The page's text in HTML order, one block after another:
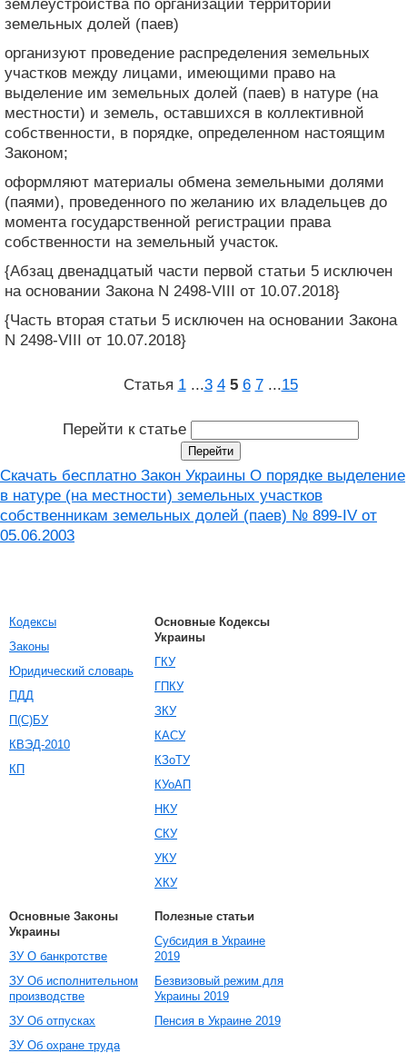
землеустройства по организации территории
земельных долей (паев)
организуют проведение распределения земельных
участков между лицами, имеющими право на
выделение им земельных долей (паев) в натуре (на
местности) и земель, оставшихся в коллективной
собственности, в порядке, определенном настоящим
Законом;
оформляют материалы обмена земельными долями
(паями), проведенного по желанию их владельцев до
момента государственной регистрации права
собственности на земельный участок.
{Абзац двенадцатый части первой статьи 5 исключен
на основании Закона N 2498-VIII от 10.07.2018}
{Часть вторая статьи 5 исключен на основании Закона
N 2498-VIII от 10.07.2018}
Статья 1 ...3 4 5 6 7 ...15
Перейти к статье
Скачать бесплатно Закон Украины О порядке выделение
в натуре (на местности) земельных участков
собственникам земельных долей (паев) № 899-IV от
05.06.2003
Кодексы
Законы
Юридический словарь
ПДД
П(С)БУ
КВЭД-2010
КП
Основные Кодексы
Украины
ГКУ
ГПКУ
ЗКУ
КАСУ
КЗоТУ
КУоАП
НКУ
СКУ
УКУ
ХКУ
Основные Законы
Украины
ЗУ О банкротстве
ЗУ Об исполнительном
производстве
ЗУ Об отпусках
ЗУ Об охране труда
Полезные статьи
Субсидия в Украине
2019
Безвизовый режим для
Украины 2019
Пенсия в Украине 2019